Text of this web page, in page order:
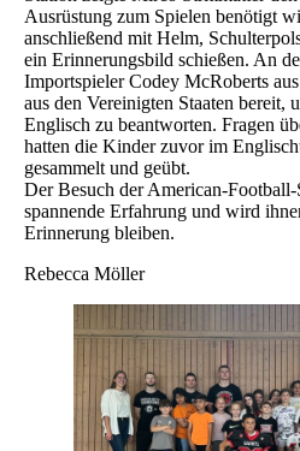
Ausrüstung zum Spielen benötigt
anschließend mit Helm,
ein Erinnerungsbild schießen. An
Importspieler Codey McRoberts
aus den Vereinigten Staaten bereit,
Englisch zu beantworten. Fragen
hatten die Kinder zuvor im
gesammelt und geübt.
Der Besuch der American-
spannende Erfahrung und wird
Erinnerung bleiben.
Rebecca Möller